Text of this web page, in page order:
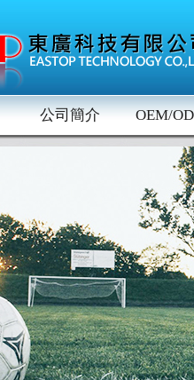
公司簡介 OEM/